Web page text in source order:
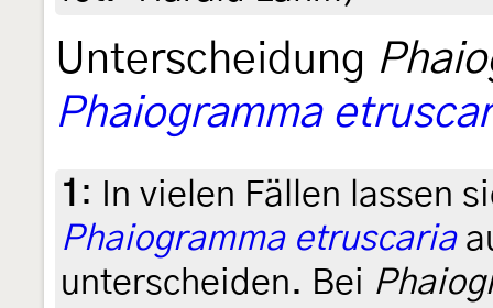
Unterscheidung
Phaiogramma
1 :
In vielen Fällen lassen
Phaiogramma etruscaria
unterscheiden. Bei